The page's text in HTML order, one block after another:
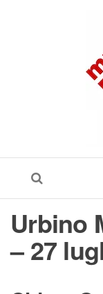
Urbino
– 27